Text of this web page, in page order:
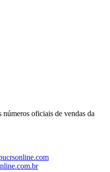
números oficiais de vendas da